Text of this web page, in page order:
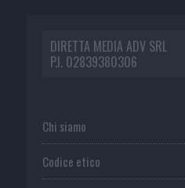
DIRETTA MEDIA ADV SRL
P.I. 02839380306
Chi siamo
Codice etico